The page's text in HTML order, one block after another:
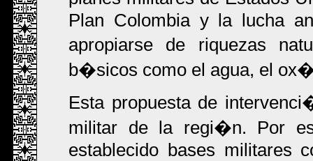
Plan Colombia y la lucha
apropiarse de riquezas
b�sicos como el agua, el
Esta propuesta de
militar de la regi�n. Por
establecido bases militares